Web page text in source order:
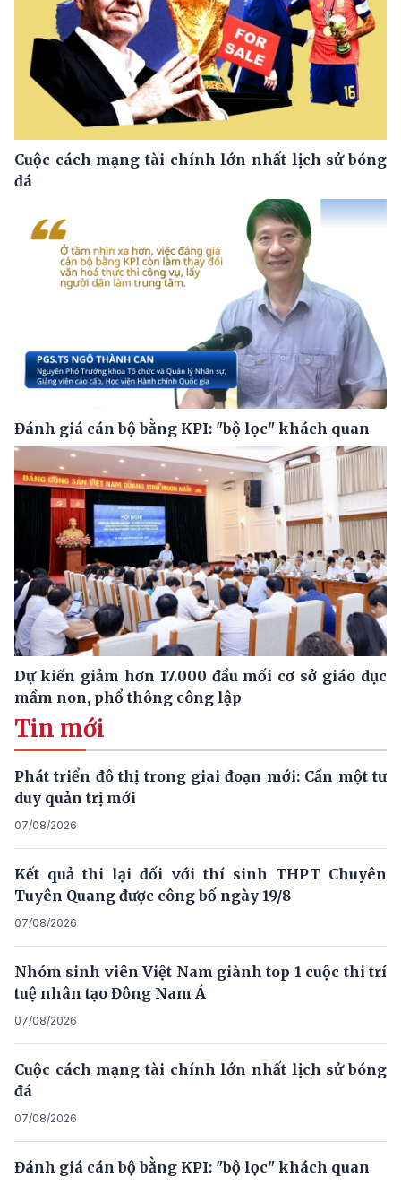
Cuộc cách mạng tài chính lớn nhất lịch sử bóng
đá
Đánh giá cán bộ bằng KPI: "bộ lọc" khách quan
Dự kiến giảm hơn 17.000 đầu mối cơ sở giáo dục
mầm non, phổ thông công lập
Tin mới
Phát triển đô thị trong giai đoạn mới: Cần một tư
duy quản trị mới
07/08/2026
Kết quả thi lại đối với thí sinh THPT Chuyên
Tuyên Quang được công bố ngày 19/8
07/08/2026
Nhóm sinh viên Việt Nam giành top 1 cuộc thi trí
tuệ nhân tạo Đông Nam Á
07/08/2026
Cuộc cách mạng tài chính lớn nhất lịch sử bóng
đá
07/08/2026
Đánh giá cán bộ bằng KPI: "bộ lọc" khách quan